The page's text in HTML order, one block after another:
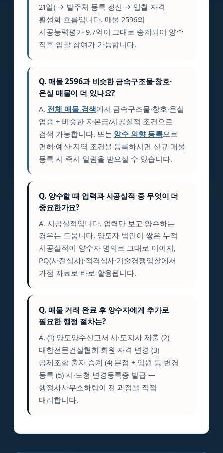
21일) → 발주처 등록 갱신 → 입찰 자격
활성화 흐름입니다. 매물 2596의
시공능력평가 9.7억이 그대로 승계되어 양수
직후 입찰 참여가 가능합니다.
Q. 매물 2596과 비슷한 금속구조물·창호·
온실 매물이 더 있나요?
A. 전체 매물 검색에서 금속구조물·창호·온실
업종 + 비슷한 자본금/시공실적 조건으로
검색 가능합니다. 또는 양수 의향 등록으로
면허·예산·지역 조건을 등록하시면 신규 매물
등록 시 즉시 알림을 받으실 수 있습니다.
Q. 양수할 때 업력과 시공실적 중 무엇이 더
중요한가요?
A. 시공실적입니다. 업력만 보고 양수하는
경우는 드뭅니다. 양도자 법인이 쌓은 누적
시공실적이 양수자 명의로 그대로 이어져,
PQ(사전심사)·적격심사·기술경쟁입찰에서
가점 자료로 바로 활용됩니다.
Q. 매물 거래 완료 후 양수자에게 추가로
필요한 행정 절차는?
A. (1) 양도양수신고서 시·도지사 제출 (2)
대한전문건설협회 회원 자격 변경 (3)
공제조합 출자 승계 (4) 본점 + 임원 등 변경
등록 (5) 시·도청 변경등록증 발급 —
행정사사무소하랑이 전 과정을 직접
대리합니다.